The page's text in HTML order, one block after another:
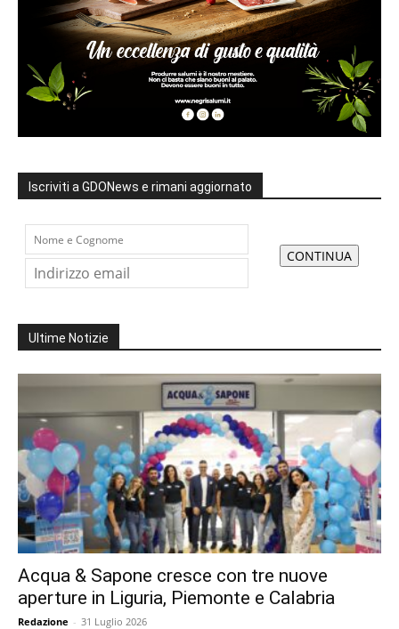
Iscriviti a GDONews e rimani aggiornato
Ultime Notizie
Acqua & Sapone cresce con tre nuove
aperture in Liguria, Piemonte e Calabria
Redazione - 31 Luglio 2026